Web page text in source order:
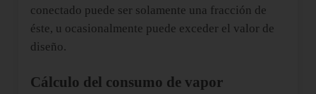
conectado puede ser solamente una fracción de
éste, u ocasionalmente puede exceder el valor de
diseño.
Cálculo del consumo de vapor